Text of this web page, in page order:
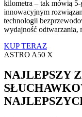
kilometra – tak mówią
innowacyjnym
technologii
wydajność odtwarzania,
KUP TERAZ
ASTRO A50 X
NAJLEPSZY